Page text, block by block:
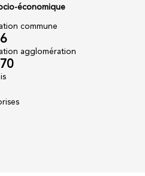
économique
commune
agglomération